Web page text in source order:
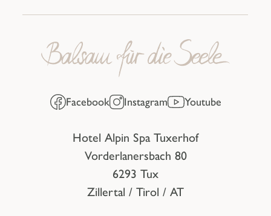
Facebook Instagram Youtube
Hotel Alpin Spa Tuxerhof
Vorderlanersbach 80
6293 Tux
Zillertal / Tirol / AT